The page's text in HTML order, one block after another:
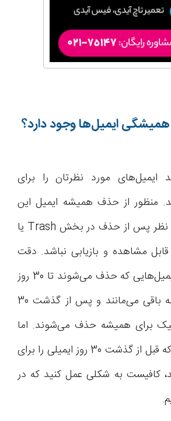
ایمیل‌ها وجود دارد؟
ایمیل‌های مورد نظرتان را برای
منظور از حذف همیشه ایمیل این
است که ایمیل مد نظر پس از حذف در بخش Trash یا
مشاهده و بازیابی نباشد. دقت
داشته باشید که ایمیل‌هایی که حذف می‌شوند تا 30 روز
در سرورهای برنامه باقی می‌مانند و پس از گذشت 30
برای همیشه حذف می‌شوند. اما
اگر تمایل داشتید که قبل از گذشت 30 روز ایمیلی را برای
کافیست به شکلی عمل کنید که در